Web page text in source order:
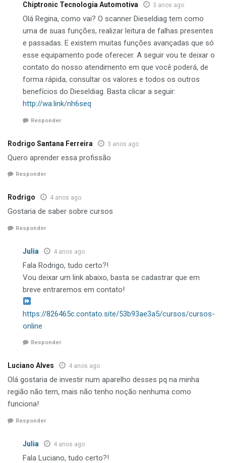
Chiptronic Tecnologia Automotiva 3 anos ago
Olá Regina, como vai? O scanner Dieseldiag tem como
uma de suas funções, realizar leitura de falhas presentes
e passadas. E existem muitas funções avançadas que só
esse equipamento pode oferecer. A seguir vou te deixar o
contato do nosso atendimento em que você poderá, de
forma rápida, consultar os valores e todos os outros
benefícios do Dieseldiag. Basta clicar a seguir:
http://wa.link/nh6seq
Responder
Rodrigo Santana Ferreira 3 anos ago
Quero aprender essa profissão
Responder
Rodrigo 4 anos ago
Gostaria de saber sobre cursos
Responder
Julia 4 anos ago
Fala Rodrigo, tudo certo?!
Vou deixar um link abaixo, basta se cadastrar que em
breve entraremos em contato!
https://826465c.contato.site/53b93ae3a5/cursos/cursos-
online
Responder
Luciano Alves 4 anos ago
Olá gostaria de investir num aparelho desses pq na minha
região não tem, mais não tenho noção nenhuma como
funciona!
Responder
Julia 4 anos ago
Fala Luciano, tudo certo?!